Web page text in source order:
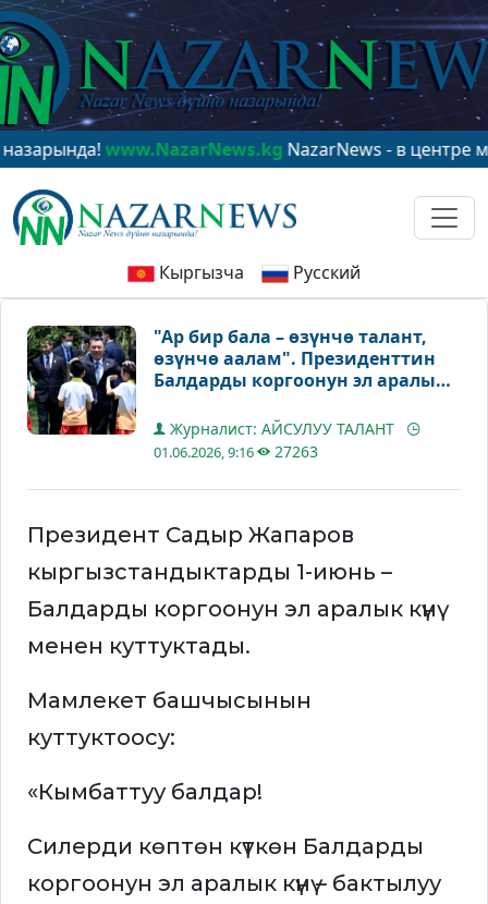
www.NazarNews.kgNazarNews - в центре
Кыргызча Русский
"Ар бир бала – өзүнчө талант,
өзүнчө аалам". Президенттин
Балдарды коргоонун эл аралык
Журналист: АЙСУЛУУ ТАЛАНТ
01.06.2026, 9:16 27263
Президент Садыр Жапаров
кыргызстандыктарды 1-июнь –
Балдарды коргоонун эл аралык күнү
менен куттуктады.
Мамлекет башчысынын
куттуктоосу:
«Кымбаттуу балдар!
Силерди көптөн күткөн Балдарды
коргоонун эл аралык күнү – бактылуу